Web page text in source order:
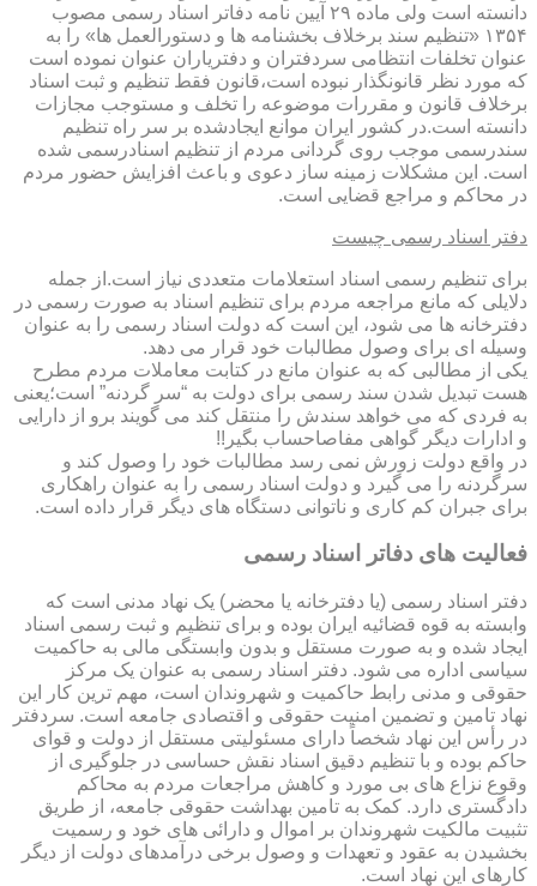
دانسته است ولی ماده ۲۹ آیین نامه دفاتر اسناد رسمی مصوب
۱۳۵۴ «تنظیم سند برخلاف بخشنامه ها و دستورالعمل ها» را به
عنوان تخلفات انتظامی سردفتران و دفتریاران عنوان نموده است
که مورد نظر قانونگذار نبوده است،قانون فقط تنظیم و ثبت اسناد
برخلاف قانون و مقررات موضوعه را تخلف و مستوجب مجازات
دانسته است.در کشور ایران موانع ایجادشده بر سر راه تنظیم
سندرسمی موجب روی گردانی مردم از تنظیم اسنادرسمی شده
است. این مشکلات زمینه ساز دعوی و باعث افزایش حضور مردم
در محاکم و مراجع قضایی است.
دفتر اسناد رسمی چیست
برای تنظیم رسمی اسناد استعلامات متعددی نیاز است.از جمله
دلایلی که مانع مراجعه مردم برای تنظیم اسناد به صورت رسمی در
دفترخانه ها می شود، این است که دولت اسناد رسمی را به عنوان
وسیله ای برای وصول مطالبات خود قرار می دهد.
یکی از مطالبی که به عنوان مانع در کتابت معاملات مردم مطرح
هست تبدیل شدن سند رسمی برای دولت به “سر گردنه” است؛یعنی
به فردی که می خواهد سندش را منتقل کند می گویند برو از دارایی
و ادارات دیگر گواهی مفاصاحساب بگیر!!
در واقع دولت زورش نمی رسد مطالبات خود را وصول کند و
سرگردنه را می گیرد و دولت اسناد رسمی را به عنوان راهکاری
برای جبران کم کاری و ناتوانی دستگاه های دیگر قرار داده است.
فعالیت های دفاتر اسناد رسمی
دفتر اسناد رسمی (یا دفترخانه یا محضر) یک نهاد مدنی است که
وابسته به قوه قضائیه ایران بوده و برای تنظیم و ثبت رسمی اسناد
ایجاد شده و به صورت مستقل و بدون وابستگی مالی به حاکمیت
سیاسی اداره می شود. دفتر اسناد رسمی به عنوان یک مرکز
حقوقی و مدنی رابط حاکمیت و شهروندان است، مهم ترین کار این
نهاد تامین و تضمین امنیت حقوقی و اقتصادی جامعه است. سردفتر
در رأس این نهاد شخصاً دارای مسئولیتی مستقل از دولت و قوای
حاکم بوده و با تنظیم دقیق اسناد نقش حساسی در جلوگیری از
وقوع نزاع های بی مورد و کاهش مراجعات مردم به محاکم
دادگستری دارد. کمک به تامین بهداشت حقوقی جامعه، از طریق
تثبیت مالکیت شهروندان بر اموال و دارائی های خود و رسمیت
بخشیدن به عقود و تعهدات و وصول برخی درآمدهای دولت از دیگر
کارهای این نهاد است.